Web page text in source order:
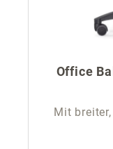
Office
Mit